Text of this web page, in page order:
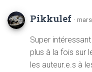
Pikkulef ·
Super
plus à la fois sur
les auteur.e.s à